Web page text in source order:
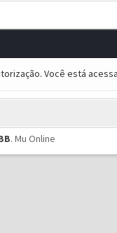
Você está
. Mu Online